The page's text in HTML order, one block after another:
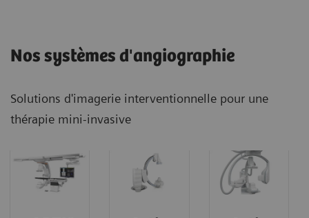
Nos systèmes d'angiographie
Solutions d'imagerie interventionnelle pour une
thérapie mini-invasive